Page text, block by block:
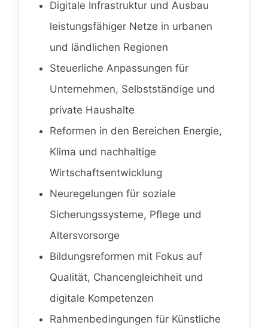
Digitale Infrastruktur und Ausbau
leistungsfähiger Netze in urbanen
und ländlichen Regionen
Steuerliche Anpassungen für
Unternehmen, Selbstständige und
private Haushalte
Reformen in den Bereichen Energie,
Klima und nachhaltige
Wirtschaftsentwicklung
Neuregelungen für soziale
Sicherungssysteme, Pflege und
Altersvorsorge
Bildungsreformen mit Fokus auf
Qualität, Chancengleichheit und
digitale Kompetenzen
Rahmenbedingungen für Künstliche